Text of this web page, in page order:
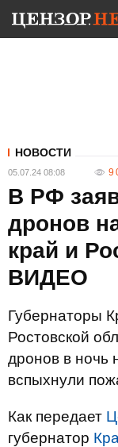
НОВОСТИ
05.07.24 08:08 9
В РФ
дронов
край и
ВИДЕО
Губернаторы
Ростовской
дронов в ночь
вспыхнули
Как передает
губернатор